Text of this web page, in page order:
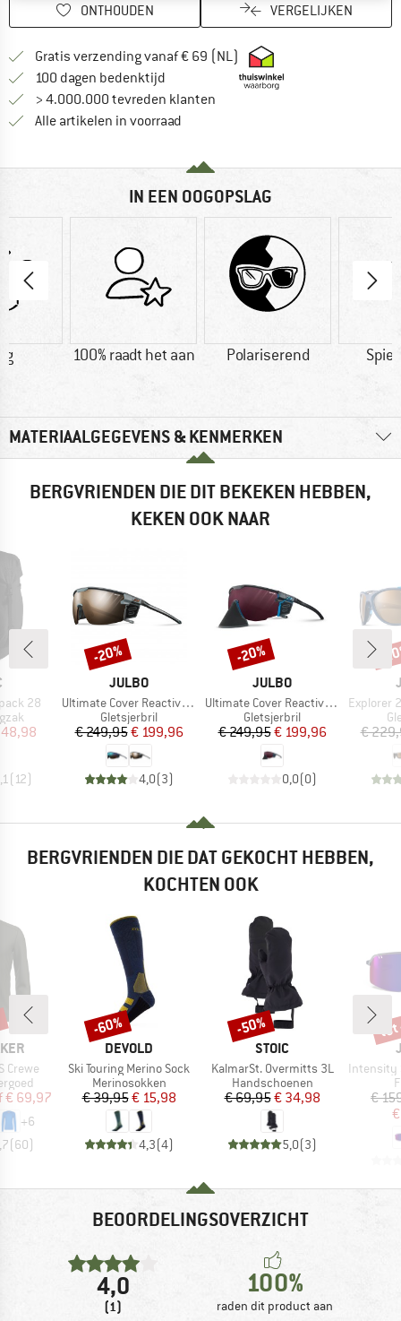
ONTHOUDEN VERGELIJKEN
Gratis verzending vanaf € 69 (NL) Vind hier de
100 dagen bedenktijd Vind de betalingsinformatie hier!
> 4.000.000 tevreden klanten
Alle artikelen in voorraad
IN EEN OOGOPSLAG
g 100% raadt het aan Polariserend
MATERIAALGEGEVENS & KENMERKEN
BERGVRIENDEN DIE DIT BEKEKEN HEBBEN,
KEKEN OOK NAAR
28
prijs
( 12)
MERK
JULBO
Artikel
Ultimate Cover Reactive S2-4 (VLT 35-7%)
Productgroep
Gletsjerbril
Prijs
€ 249,95Verlaagde prijs
€ 199,96
4,0(3)
Korting
-20%
MERK
JULBO
Artikel
Ultimate Cover Reactiv HC S0-4 (VLT 4-86%)
Productgroep
Gletsjerbril
Prijs
€ 249,95Verlaagde prijs
€ 199,96
0,0(0)
Korting
-20%
Artikel
Explorer
€
-
BERGVRIENDEN DIE DAT GEKOCHT HEBBEN,
KOCHTEN OOK
Crewe
prijs
€ 69,97
+6
(60)
MERK
DEVOLD
Artikel
Ski Touring Merino Sock
Productgroep
Merinosokken
Prijs
€ 39,95Verlaagde prijs
€ 15,98
4,3(4)
Korting
-60%
MERK
STOIC
Artikel
KalmarSt. Overmitts 3L
Productgroep
Handschoenen
Prijs
€ 69,95Verlaagde prijs
€ 34,98
5,0(3)
Korting
-50%
Artikel
Intensity
€
BEOORDELINGSOVERZICHT
4,0
(1)
100%
raden dit product aan